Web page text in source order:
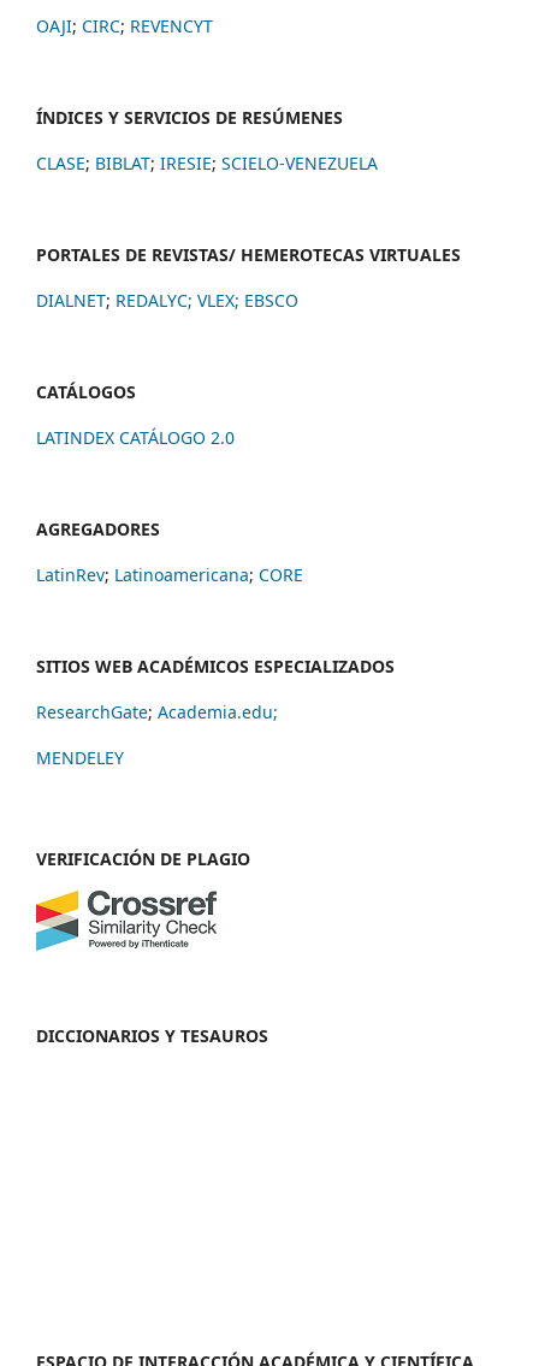
OAJI; CIRC; REVENCYT
ÍNDICES Y SERVICIOS DE RESÚMENES
CLASE; BIBLAT; IRESIE; SCIELO-VENEZUELA
PORTALES DE REVISTAS/ HEMEROTECAS VIRTUALES
DIALNET; REDALYC; VLEX; EBSCO
CATÁLOGOS
LATINDEX CATÁLOGO 2.0
AGREGADORES
LatinRev; Latinoamericana; CORE
SITIOS WEB ACADÉMICOS ESPECIALIZADOS
ResearchGate; Academia.edu;
MENDELEY
VERIFICACIÓN DE PLAGIO
DICCIONARIOS Y TESAUROS